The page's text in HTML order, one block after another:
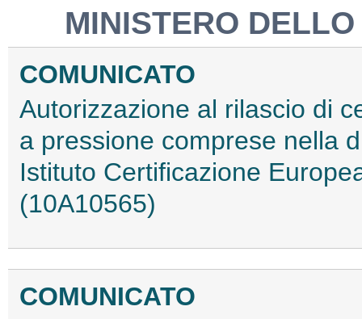
MINISTERO
COMUNICATO
Autorizzazione al rilascio di
a pressione comprese nella
Istituto Certificazione
(10A10565)
COMUNICATO